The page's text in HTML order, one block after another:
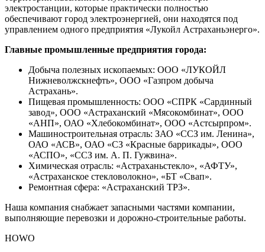
электростанции, которые практически полностью
обеспечивают город электроэнергией, они находятся под
управлением одного предприятия «Лукойл Астраханьэнерго».
Главные промышленные предприятия города:
Добыча полезных ископаемых: ООО «ЛУКОЙЛ
Нижневолжскнефть», ООО «Газпром добыча
Астрахань».
Пищевая промышленность: ООО «СПРК «Сардинный
завод», ООО «Астраханский «Мясокомбинат», ООО
«АНП», ОАО «Хлебокомбинат», ООО «Астсырпром».
Машиностроительная отрасль: ЗАО «ССЗ им. Ленина»,
ОАО «АСВ», ОАО «СЗ «Красные баррикады», ООО
«АСПО», «ССЗ им. А. П. Гужвина».
Химическая отрасль: «Астраханьстекло», «АФТУ»,
«Астраханское стекловолокно», «БТ «Свап».
Ремонтная сфера: «Астраханский ТРЗ».
Наша компания снабжает запасными частями компании,
выполняющие перевозки и дорожно-строительные работы.
HOWO